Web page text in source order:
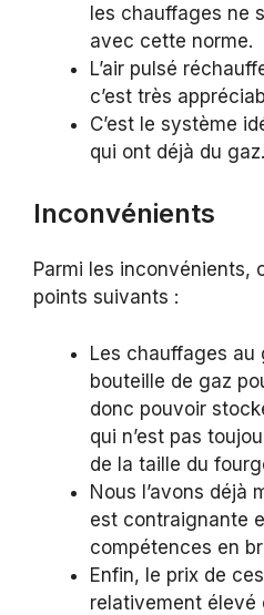
les chauffages ne
avec cette norme.
L’air pulsé
c’est très
C’est le système
qui ont déjà du gaz.
Inconvénients
Parmi les inconvénients,
points suivants :
Les chauffages au
bouteille de gaz
donc pouvoir
qui n’est pas
de la taille du
Nous l’avons déjà
est contraignante
compétences en
Enfin, le prix de
relativement élevé